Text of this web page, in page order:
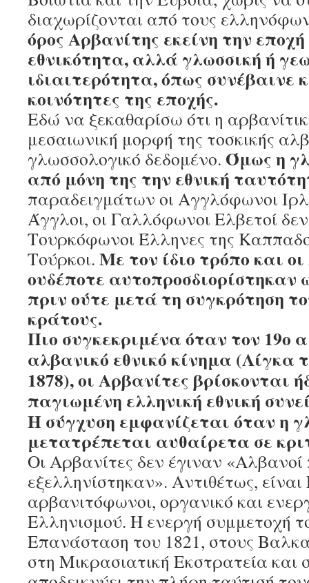
διαχωρίζονται από τους
όρος Αρβανίτης εκείνη την
εθνικότητα, αλλά γλωσσική ή
ιδιαιτερότητα, όπως συνέβαινε
κοινότητες της εποχής.
Εδώ να ξεκαθαρίσω ότι η
μεσαιωνική μορφή της τοσκικής
γλωσσολογικό δεδομένο. Όμως η
από μόνη της την εθνική
παραδειγμάτων οι Αγγλόφωνοι
Άγγλοι, οι Γαλλόφωνοι Ελβετοί
Τουρκόφωνοι Έλληνες της
Τούρκοι. Με τον ίδιο τρόπο και
ουδέποτε αυτοπροσδιορίστηκαν
πριν ούτε μετά τη συγκρότηση
κράτους.
Πιο συγκεκριμένα όταν τον 19ο
αλβανικό εθνικό κίνημα (Λίγκα
1878), οι Αρβανίτες βρίσκονται
παγιωμένη ελληνική εθνική
Η σύγχυση εμφανίζεται όταν η
μετατρέπεται αυθαίρετα σε
Οι Αρβανίτες δεν έγιναν «Αλβανοί
εξελληνίστηκαν». Αντιθέτως,
αρβανιτόφωνοι, οργανικό και
Ελληνισμού. Η ενεργή συμμετοχή
Επανάσταση του 1821, στους
στη Μικρασιατική Εκστρατεία και